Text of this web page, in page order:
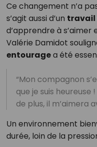
Ce changement n’a
s’agit aussi d’un travail
d’apprendre à s’aimer
Valérie Damidot
entouragea été
“Mon compagnon
que je suis heureuse
de plus, il m’aimera
Un environnement
durée, loin de la